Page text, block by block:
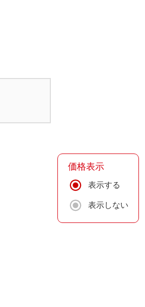
価格表示
表示する
表示しない